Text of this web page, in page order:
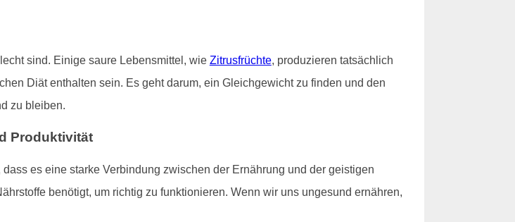
sind. Einige saure Lebensmittel, wie Zitrusfrüchte, produzieren tatsächlich
Diät enthalten sein. Es geht darum, ein Gleichgewicht zu finden und den
zu bleiben.
Produktivität
es eine starke Verbindung zwischen der Ernährung und der geistigen
benötigt, um richtig zu funktionieren. Wenn wir uns ungesund ernähren,